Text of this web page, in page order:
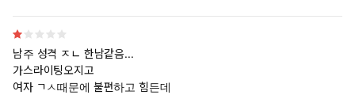
남주 성격 ㅈㄴ 한남같음...
가스라이팅오지고
여자 ㄱㅅ때문에 불편하고 힘든데